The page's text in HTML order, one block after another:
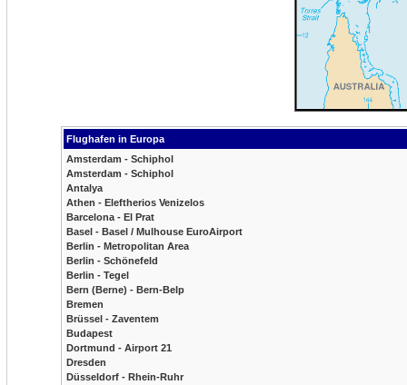
Flughafen in Europa
Amsterdam - Schiphol
Amsterdam - Schiphol
Antalya
Athen - Eleftherios Venizelos
Barcelona - El Prat
Basel - Basel / Mulhouse EuroAirport
Berlin - Metropolitan Area
Berlin - Schönefeld
Berlin - Tegel
Bern (Berne) - Bern-Belp
Bremen
Brüssel - Zaventem
Budapest
Dortmund - Airport 21
Dresden
Düsseldorf - Rhein-Ruhr